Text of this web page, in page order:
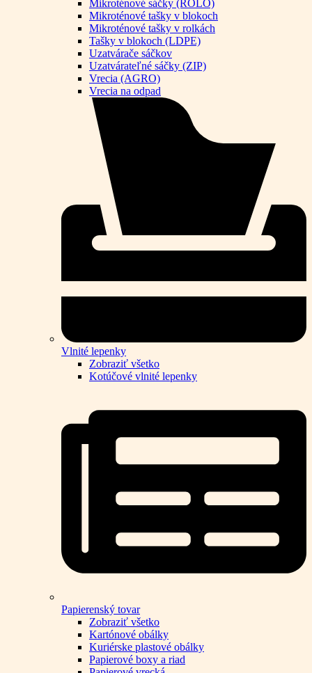
Mikroténové sáčky (ROLO)
Mikroténové tašky v blokoch
Mikroténové tašky v rolkách
Tašky v blokoch (LDPE)
Uzatvárače sáčkov
Uzatvárateľné sáčky (ZIP)
Vrecia (AGRO)
Vrecia na odpad
Vlnité lepenky
Zobraziť všetko
Kotúčové vlnité lepenky
Papierenský tovar
Zobraziť všetko
Kartónové obálky
Kuriérske plastové obálky
Papierové boxy a riad